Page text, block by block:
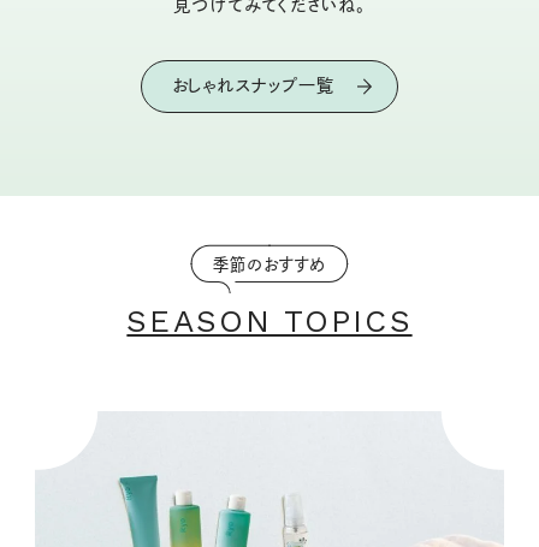
見つけてみてくださいね。
おしゃれスナップ一覧
季節のおすすめ
SEASON TOPICS